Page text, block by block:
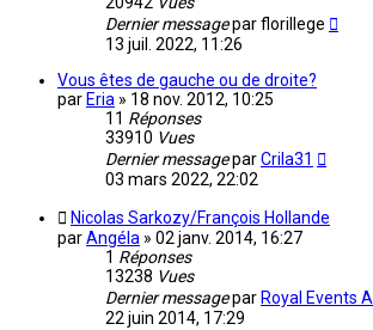
Dernier messageparflorillege
13 juil. 2022, 11:26
Vous êtes de gauche ou de droite?
par Eria » 18 nov. 2012, 10:25
11 Réponses
33910 Vues
Dernier messageparCrila31
03 mars 2022, 22:02
Nicolas Sarkozy/François Hollande
parAngéla » 02 janv. 2014, 16:27
1 Réponses
13238 Vues
Dernier messagepar Royal Events
22 juin 2014, 17:29